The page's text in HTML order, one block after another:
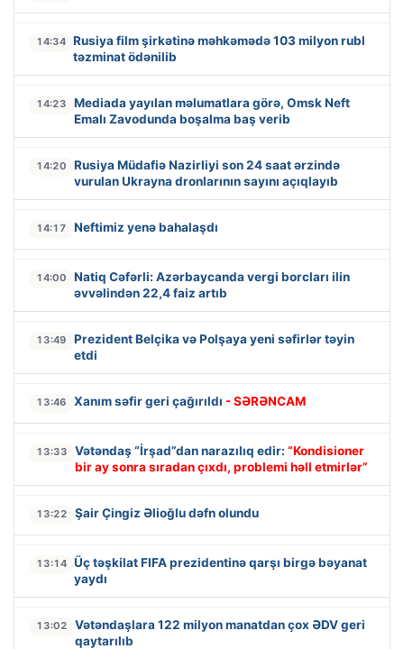
14:34 Rusiya film şirkətinə məhkəmədə 103 milyon rubl
təzminat ödənilib
14:23
Mediada yayılan məlumatlara görə, Omsk Neft
Emalı Zavodunda boşalma baş verib
14:20
Rusiya Müdafiə Nazirliyi son 24 saat ərzində
vurulan Ukrayna dronlarının sayını açıqlayıb
14:17 Neftimiz yenə bahalaşdı
14:00
Natiq Cəfərli: Azərbaycanda vergi borcları ilin
əvvəlindən 22,4 faiz artıb
13:49
Prezident Belçika və Polşaya yeni səfirlər təyin
etdi
13:46 Xanım səfir geri çağırıldı - SƏRƏNCAM
13:33 Vətəndaş “İrşad”dan narazılıq edir: “Kondisioner
bir ay sonra sıradan çıxdı, problemi həll etmirlər”
13:22 Şair Çingiz Əlioğlu dəfn olundu
13:14 Üç təşkilat FIFA prezidentinə qarşı birgə bəyanat
yaydı
13:02
Vətəndaşlara 122 milyon manatdan çox ƏDV geri
qaytarılıb